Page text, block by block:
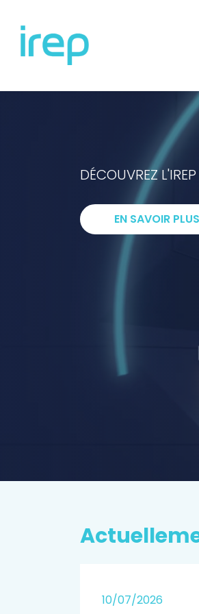
INSTITUT DE
I
DÉCOUVREZ
EN SAVOIR PLUS
10/07/2026